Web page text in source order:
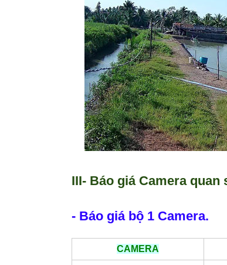
III- Báo giá Camera quan
- Báo giá bộ 1 Camera.
CAMERA